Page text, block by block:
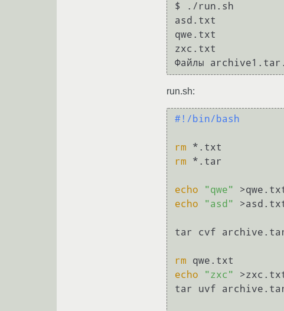
$ ./run.sh
asd.txt
qwe.txt
zxc.txt
run.sh:
#!/bin/bash
rm
rm *.tar
echo "qwe"
echo
"asd"
tar cvf
rm
echo
"zxc"
tar uvf